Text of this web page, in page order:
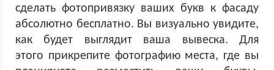
сделать фотопривязку ваших букв к фасаду
абсолютно бесплатно. Вы визуально увидите,
как будет выглядит ваша вывеска. Для
этого прикрепите фотографию места, где вы